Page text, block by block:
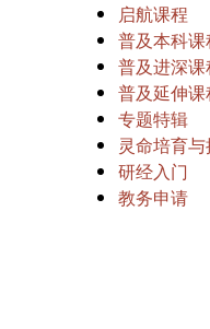
启航课程
普及本科课
普及进深课
普及延伸课
专题特辑
灵命培育
研经入门
教务申请